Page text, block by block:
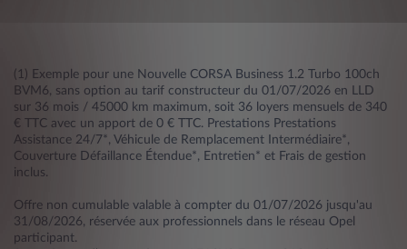
(1) Exemple pour une Nouvelle CORSA Business 1.2 Turbo 100ch
BVM6, sans option au tarif constructeur du 01/07/2026 en LLD
sur 36 mois / 45000 km maximum, soit 36 loyers mensuels de 340
€ TTC avec un apport de 0 € TTC. Prestations Prestations
Assistance 24/7*, Véhicule de Remplacement Intermédiaire*,
Couverture Défaillance Étendue*, Entretien* et Frais de gestion
inclus.
Offre non cumulable valable à compter du 01/07/2026 jusqu'au
31/08/2026, réservée aux professionnels dans le réseau Opel
participant.